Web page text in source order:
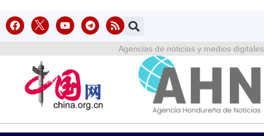
Agencias de noticias y medios digitales